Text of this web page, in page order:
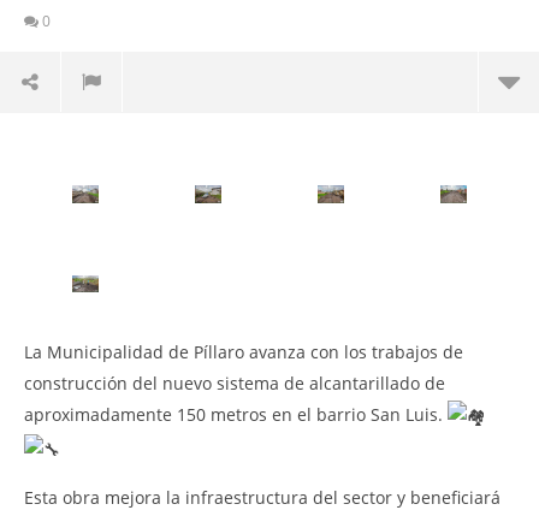
0
¡Más obras para nuestra gente!
La Municipalidad de Píllaro avanza con los trabajos de
construcción del nuevo sistema de alcantarillado de
aproximadamente 150 metros en el barrio San Luis.
Esta obra mejora la infraestructura del sector y beneficiará